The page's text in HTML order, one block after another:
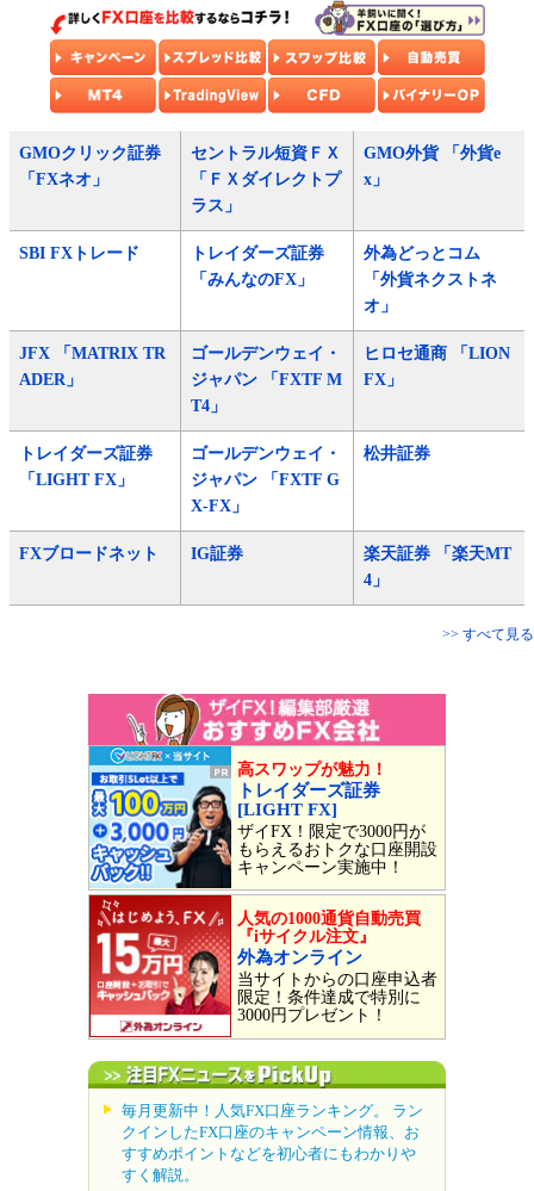
GMOクリック証券
「FXネオ」
セントラル短資ＦＸ
「ＦＸダイレクトプ
ラス」
GMO外貨 「外貨e
x」
SBI FXトレード
トレイダーズ証券
「みんなのFX」
外為どっとコム
「外貨ネクストネ
オ」
JFX 「MATRIX TR
ADER」
ゴールデンウェイ・
ジャパン 「FXTF M
T4」
ヒロセ通商 「LION
FX」
トレイダーズ証券
「LIGHT FX」
ゴールデンウェイ・
ジャパン 「FXTF G
X-FX」
松井証券
FXブロードネット IG証券
楽天証券 「楽天MT
4」
>> すべて見る
高スワップが魅力！
トレイダーズ証券
[LIGHT FX]
ザイFX！限定で3000円が
もらえるおトクな口座開設
キャンペーン実施中！
人気の1000通貨自動売買
『iサイクル注文』
外為オンライン
当サイトからの口座申込者
限定！条件達成で特別に
3000円プレゼント！
毎月更新中！人気FX口座ランキング。 ラン
クインしたFX口座のキャンペーン情報、お
すすめポイントなどを初心者にもわかりや
すく解説。